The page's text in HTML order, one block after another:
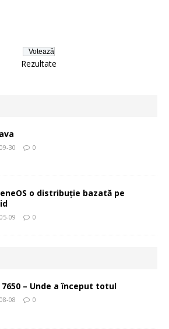
Rezultate
30 0
o distribuție bazată pe
09 0
– Unde a început totul
08 0